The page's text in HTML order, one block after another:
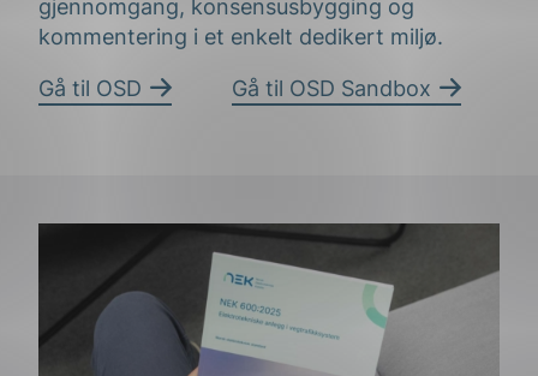
gjennomgang, konsensusbygging og
kommentering i et enkelt dedikert miljø.
Gå til OSD Gå til OSD Sandbox